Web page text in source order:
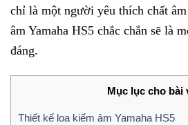
chỉ là một người yêu thích chất
âm Yamaha HS5 chắc chắn sẽ là
đáng.
Mục lục cho bài
Thiết kế loa kiểm âm Yamaha HS5